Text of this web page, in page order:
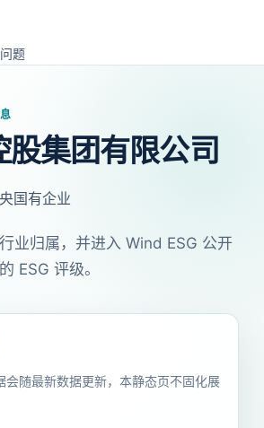
题
股集团有限公司
国有企业
业归属，并进入 Wind ESG 公开
ESG 评级。
会随最新数据更新，本静态页不固化展